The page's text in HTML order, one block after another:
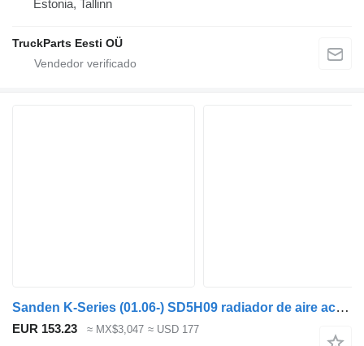
Estonia, Tallinn
TruckParts Eesti OÜ
Sanden K-Series (01.06-) SD5H09 radiador de aire acondicionado para Scania K,N,F-series bus (2006-) autobús
EUR 153.23 ≈ MX$3,047 ≈ USD 177